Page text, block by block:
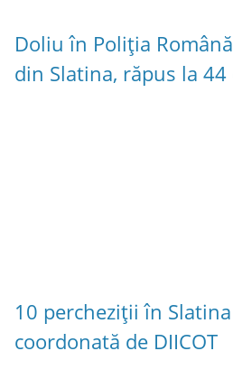
Doliu în Poliția
din Slatina, răpus la 44
10 percheziții în
coordonată de DIICOT